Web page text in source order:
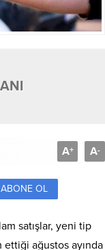
A+ A-
ABONE OL
satışlar, yeni tip
ağustos ayında